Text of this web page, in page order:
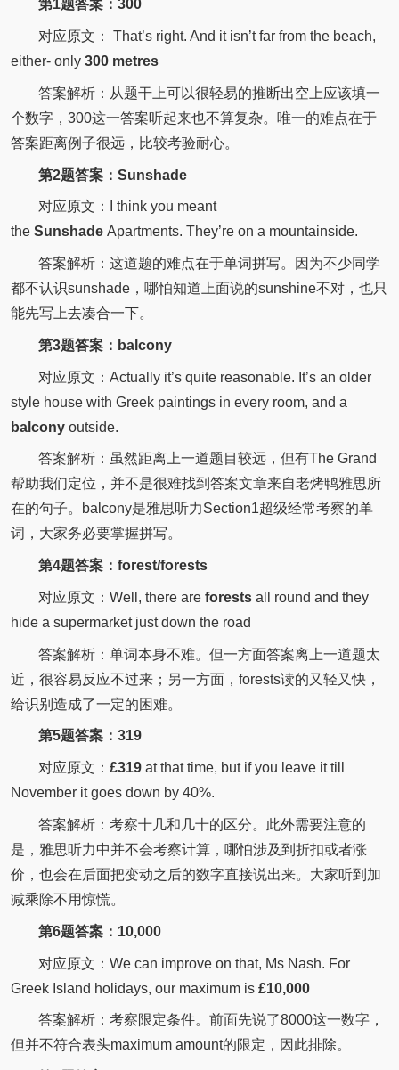
第1题答案：300
对应原文： That’s right. And it isn’t far from the beach,
either- only 300 metres
答案解析：从题干上可以很轻易的推断出空上应该填一
个数字，300这一答案听起来也不算复杂。唯一的难点在于
答案距离例子很远，比较考验耐心。
第2题答案：Sunshade
对应原文：I think you meant
the SunshadeApartments. They’re on a mountainside.
答案解析：这道题的难点在于单词拼写。因为不少同学
都不认识sunshade，哪怕知道上面说的sunshine不对，也只
能先写上去凑合一下。
第3题答案：balcony
对应原文：Actually it’s quite reasonable. It’s an older
style house with Greek paintings in every room, and a
balconyoutside.
答案解析：虽然距离上一道题目较远，但有The Grand
帮助我们定位，并不是很难找到答案文章来自老烤鸭雅思所
在的句子。balcony是雅思听力Section1超级经常考察的单
词，大家务必要掌握拼写。
第4题答案：forest/forests
对应原文：Well, there areforests all round and they
hide a supermarket just down the road
答案解析：单词本身不难。但一方面答案离上一道题太
近，很容易反应不过来；另一方面，forests读的又轻又快，
给识别造成了一定的困难。
第5题答案：319
对应原文： £319at that time, but if you leave it till
November it goes down by 40%.
答案解析：考察十几和几十的区分。此外需要注意的
是，雅思听力中并不会考察计算，哪怕涉及到折扣或者涨
价，也会在后面把变动之后的数字直接说出来。大家听到加
减乘除不用惊慌。
第6题答案：10,000
对应原文：We can improve on that, Ms Nash. For
Greek Island holidays, our maximum is £10,000
答案解析：考察限定条件。前面先说了8000这一数字，
但并不符合表头maximum amount的限定，因此排除。